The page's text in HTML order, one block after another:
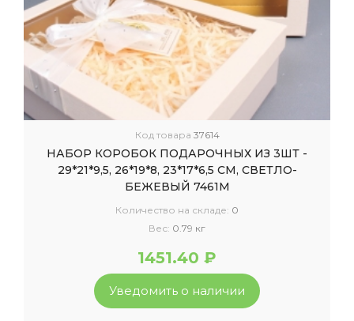
Код товара 37614
НАБОР КОРОБОК ПОДАРОЧНЫХ ИЗ 3ШТ -
29*21*9,5, 26*19*8, 23*17*6,5 СМ, СВЕТЛО-
БЕЖЕВЫЙ 7461М
Количество на складе: 0
Вес: 0.79 кг
1451.40 ₽
Уведомить о наличии